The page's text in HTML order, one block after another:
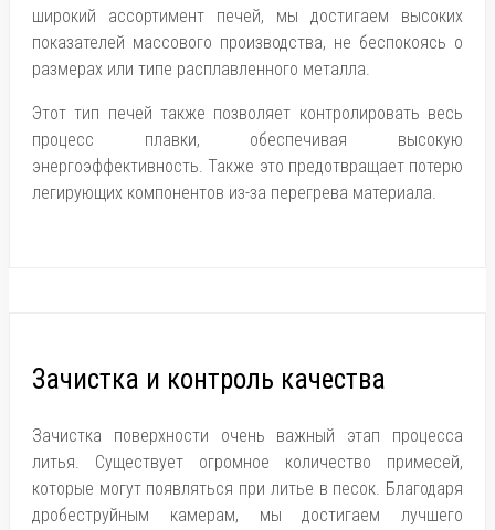
широкий ассортимент печей, мы достигаем высоких
показателей массового производства, не беспокоясь о
размерах или типе расплавленного металла.
Этот тип печей также позволяет контролировать весь
процесс плавки, обеспечивая высокую
энергоэффективность. Также это предотвращает потерю
легирующих компонентов из-за перегрева материала.
Зачистка и контроль качества
Зачистка поверхности очень важный этап процесса
литья. Существует огромное количество примесей,
которые могут появляться при литье в песок. Благодаря
дробеструйным камерам, мы достигаем лучшего